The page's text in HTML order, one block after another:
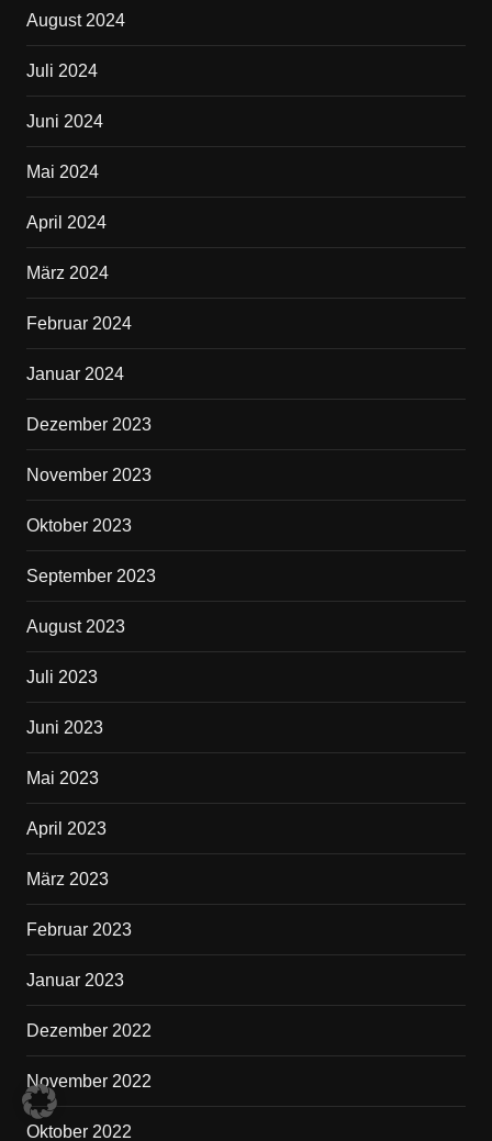
August 2024
Juli 2024
Juni 2024
Mai 2024
April 2024
März 2024
Februar 2024
Januar 2024
Dezember 2023
November 2023
Oktober 2023
September 2023
August 2023
Juli 2023
Juni 2023
Mai 2023
April 2023
März 2023
Februar 2023
Januar 2023
Dezember 2022
November 2022
Oktober 2022